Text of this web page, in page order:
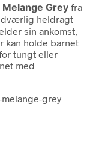
Grey fra
heldragt
sin ankomst,
kan holde barnet
tungt eller
med
grey